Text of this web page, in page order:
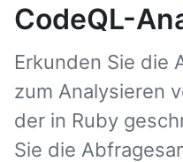
CodeQL-
Erkunden Sie die
zum Analysieren
der in Ruby
Sie die